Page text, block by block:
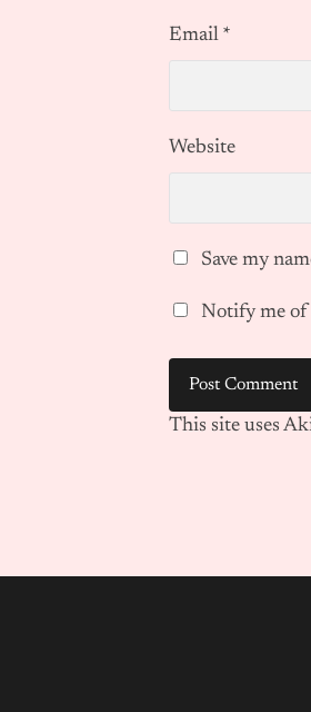
Email *
Website
Save my
Notify me of
This site uses